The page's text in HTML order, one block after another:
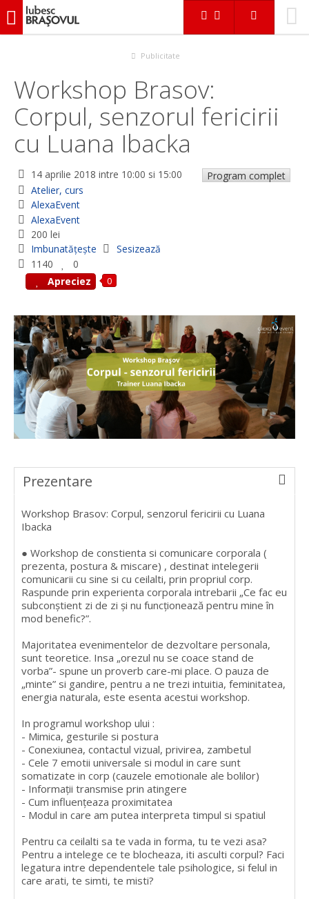
iubescbraşovul.ro
Workshop Brasov: Corpul, senzorul fericirii cu Luana Ibacka
Publicitate
Workshop Brasov:
Corpul, senzorul fericirii
cu Luana Ibacka
14 aprilie 2018 intre 10:00 si 15:00
Program complet
Atelier, curs
AlexaEvent
AlexaEvent
200 lei
Imbunatățește
Sesizează
1140
0
Apreciez
0
Prezentare
Workshop Brasov: Corpul, senzorul fericirii cu Luana
Ibacka
● Workshop de constienta si comunicare corporala (
prezenta, postura & miscare) , destinat intelegerii
comunicarii cu sine si cu ceilalti, prin propriul corp.
Raspunde prin experienta corporala intrebarii „Ce fac eu
subconștient zi de zi și nu funcționează pentru mine în
mod benefic?”.
Majoritatea evenimentelor de dezvoltare personala,
sunt teoretice. Insa „orezul nu se coace stand de
vorba”- spune un proverb care-mi place. O pauza de
„minte” si gandire, pentru a ne trezi intuitia, feminitatea,
energia naturala, este esenta acestui workshop.
In programul workshop ului :
- Mimica, gesturile si postura
- Conexiunea, contactul vizual, privirea, zambetul
- Cele 7 emotii universale si modul in care sunt
somatizate in corp (cauzele emotionale ale bolilor)
- Informații transmise prin atingere
- Cum influențeaza proximitatea
- Modul in care am putea interpreta timpul si spatiul
Pentru ca ceilalti sa te vada in forma, tu te vezi asa?
Pentru a intelege ce te blocheaza, iti asculti corpul? Faci
legatura intre dependentele tale psihologice, si felul in
care arati, te simti, te misti?